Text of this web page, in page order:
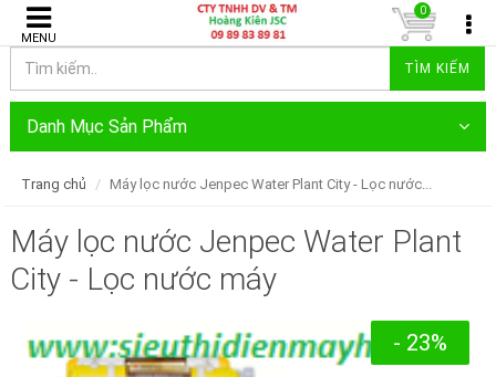
MENU
TÌM KIẾM
0
Danh Mục Sản Phẩm
Trang chủ Máy lọc nước Jenpec Water Plant City - Lọc nước...
Máy lọc nước Jenpec Water Plant
City - Lọc nước máy
- 23%